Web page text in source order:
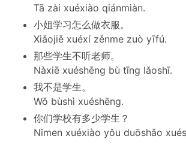
Tā zài xuéxiào qiánmiàn.
小姐学习怎么做衣服。
Xiǎojiě xuéxí zěnme zuò yīfú.
那些学生不听老师。
Nàxiē xuéshēng bù tīng lǎoshī.
我不是学生。
Wǒ bùshì xuéshēng.
你们学校有多少学生？
Nǐmen xuéxiào yǒu duōshǎo